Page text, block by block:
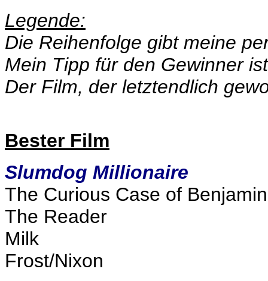
Legende:
Die Reihenfolge gibt meine
Mein Tipp für den Gewinner
Der Film, der letztendlich
Bester Film
Slumdog Millionaire
The Curious Case of
The Reader
Milk
Frost/Nixon